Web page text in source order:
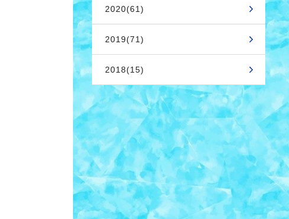
2020(61)
2019(71)
2018(15)